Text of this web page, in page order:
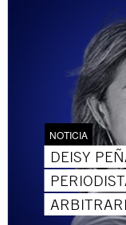
NOTICIA
DEISY